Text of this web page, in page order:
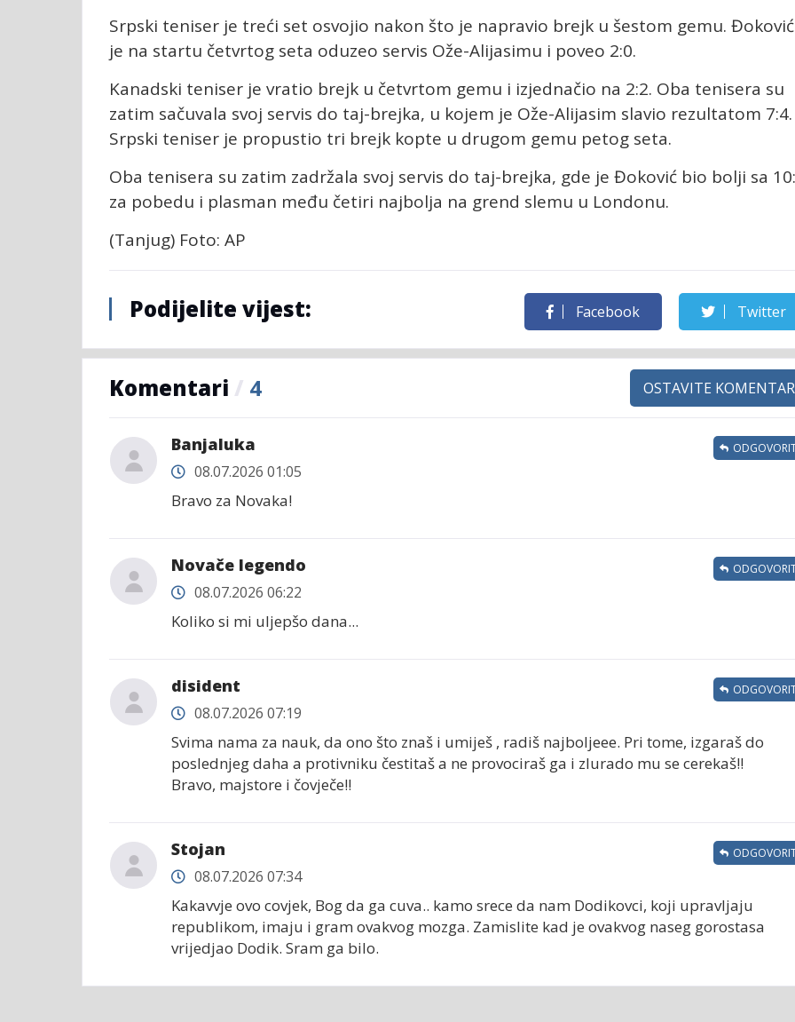
Srpski teniser je treći set osvojio nakon što je napravio brejk u šestom gemu. Đoković
je na startu četvrtog seta oduzeo servis Ože-Alijasimu i poveo 2:0.
Kanadski teniser je vratio brejk u četvrtom gemu i izjednačio na 2:2. Oba tenisera su
zatim sačuvala svoj servis do taj-brejka, u kojem je Ože-Alijasim slavio rezultatom 7:4.
Srpski teniser je propustio tri brejk kopte u drugom gemu petog seta.
Oba tenisera su zatim zadržala svoj servis do taj-brejka, gde je Đoković bio bolji sa
za pobedu i plasman među četiri najbolja na grend slemu u Londonu.
(Tanjug) Foto: AP
Podijelite vijest: Facebook Twitter
Komentari / 4 OSTAVITE KOMENTAR
Banjaluka
08.07.2026 01:05
Bravo za Novaka!
Novače legendo
08.07.2026 06:22
Koliko si mi uljepšo dana...
disident
08.07.2026 07:19
Svima nama za nauk, da ono što znaš i umiješ , radiš najboljeee. Pri tome, izgaraš do
poslednjeg daha a protivniku čestitaš a ne provociraš ga i zlurado mu se cerekaš!!
Bravo, majstore i čovječe!!
Stojan
08.07.2026 07:34
Kakavvje ovo covjek, Bog da ga cuva.. kamo srece da nam Dodikovci, koji upravljaju
republikom, imaju i gram ovakvog mozga. Zamislite kad je ovakvog naseg gorostasa
vrijedjao Dodik. Sram ga bilo.